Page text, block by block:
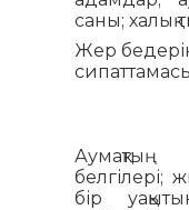
саны; халық
Жер
Аумақтың
белгілері;
бір